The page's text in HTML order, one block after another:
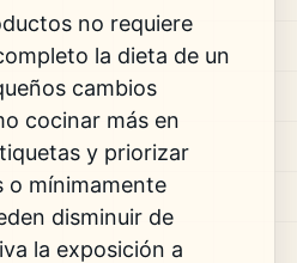
no requiere
la dieta de un
cambios
cocinar más en
y priorizar
o mínimamente
disminuir de
la exposición a